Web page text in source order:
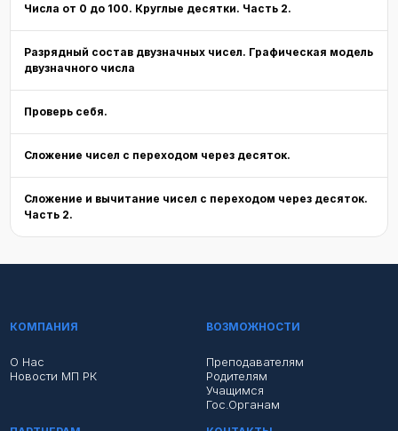
Числа от 0 до 100. Круглые десятки. Часть 2.
Разрядный состав двузначных чисел. Графическая модель
двузначного числа
Проверь себя.
Сложение чисел с переходом через десяток.
Сложение и вычитание чисел с переходом через десяток.
Часть 2.
КОМПАНИЯ
О Нас
Новости МП РК
ВОЗМОЖНОСТИ
Преподавателям
Родителям
Учащимся
Гос.органам